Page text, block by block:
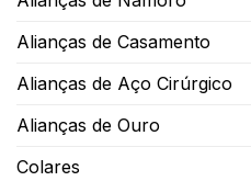
Alianças de Casamento
Alianças de Aço Cirúrgico
Alianças de Ouro
Colares